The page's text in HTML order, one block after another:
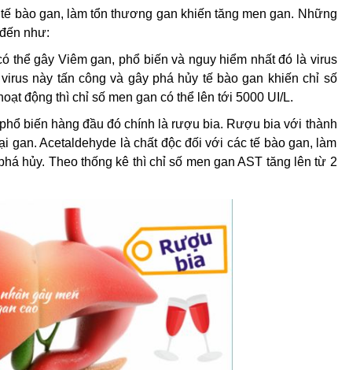
bào gan, làm tổn thương gan khiến tăng men gan. Những
như:
thể gây Viêm gan, phổ biến và nguy hiểm nhất đó là virus
này tấn công và gây phá hủy tế bào gan khiến chỉ số
động thì chỉ số men gan có thể lên tới 5000 UI/L.
biến hàng đầu đó chính là rượu bia. Rượu bia với thành
gan. Acetaldehyde là chất độc đối với các tế bào gan, làm
hủy. Theo thống kê thì chỉ số men gan AST tăng lên từ 2